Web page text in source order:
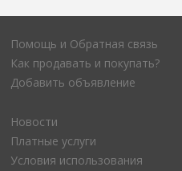
Помощь и Обратная связь
Как продавать и покупать?
Добавить объявление
Новости
Платные услуги
Условия использования